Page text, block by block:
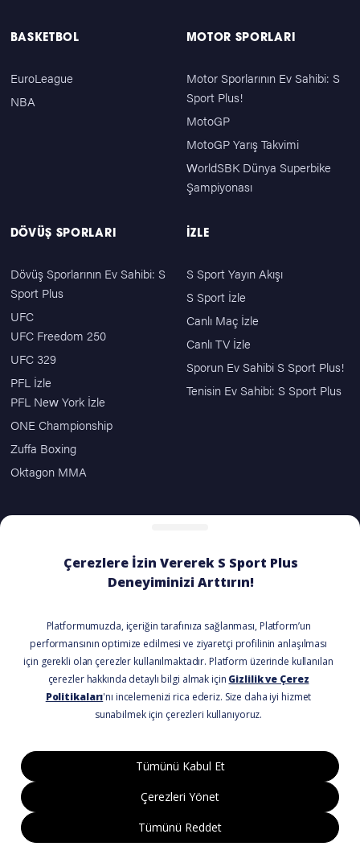
BASKETBOL
EuroLeague
NBA
MOTOR SPORLARI
Motor Sporlarının Ev Sahibi: S
Sport Plus!
MotoGP
MotoGP Yarış Takvimi
WorldSBK Dünya Superbike
Şampiyonası
DÖVÜŞ SPORLARI
Dövüş Sporlarının Ev Sahibi: S
Sport Plus
UFC
UFC Freedom 250
UFC 329
PFL İzle
PFL New York İzle
ONE Championship
Zuffa Boxing
Oktagon MMA
İZLE
S Sport Yayın Akışı
S Sport İzle
Canlı Maç İzle
Canlı TV İzle
Sporun Ev Sahibi S Sport Plus!
Tenisin Ev Sahibi: S Sport Plus
BİZİ TAKİP EDİN
© 2021 Tüm Hakları Saklıdır.
Gizlilik Politikası
Asquared WordPress Ajansıtarafından